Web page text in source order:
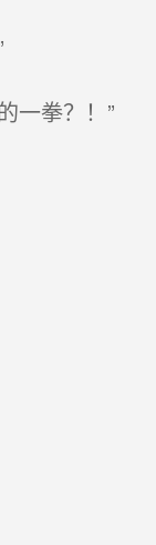
一拳？！”